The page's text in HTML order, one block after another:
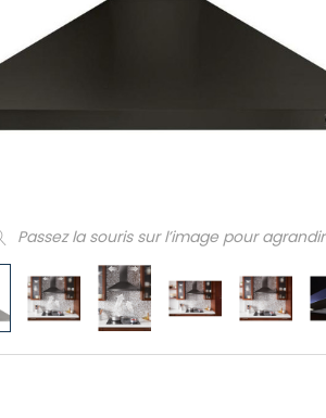
Passez la souris sur l’image pour agrandir